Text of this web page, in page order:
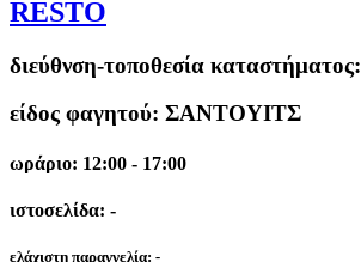
RESTO
διεύθνση-τοποθεσία καταστήματος:
είδος φαγητού: ΣΑΝΤΟΥΙΤΣ
ωράριο: 12:00 - 17:00
ιστοσελίδα: -
ελάχιστη παραγγελία: -